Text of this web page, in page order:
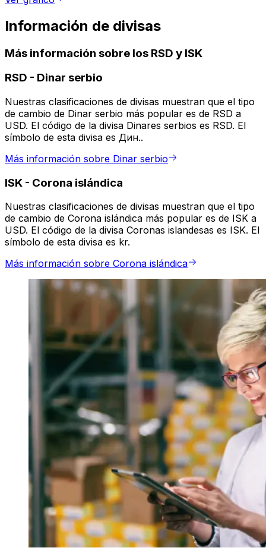
Información de divisas
Más información sobre los RSD y ISK
RSD - Dinar serbio
Nuestras clasificaciones de divisas muestran que el tipo
de cambio de Dinar serbio más popular es de RSD a
USD. El código de la divisa Dinares serbios es RSD. El
símbolo de esta divisa es Дин..
Más información sobre Dinar serbio
ISK - Corona islándica
Nuestras clasificaciones de divisas muestran que el tipo
de cambio de Corona islándica más popular es de ISK a
USD. El código de la divisa Coronas islandesas es ISK. El
símbolo de esta divisa es kr.
Más información sobre Corona islándica